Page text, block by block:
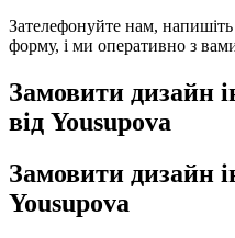
Зателефонуйте нам,
форму, і ми оперативно з
Замовити дизайн
від Yousupova
Замовити дизайн
Yousupova